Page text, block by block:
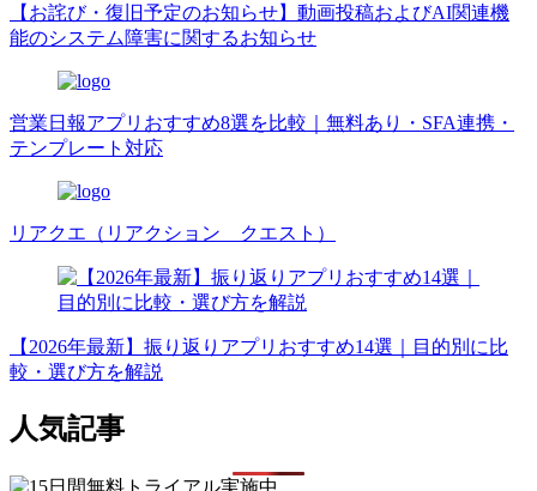
【お詫び・復旧予定のお知らせ】動画投稿およびAI関連機
能のシステム障害に関するお知らせ
営業日報アプリおすすめ8選を比較｜無料あり・SFA連携・
テンプレート対応
リアクエ（リアクション クエスト）
【2026年最新】振り返りアプリおすすめ14選｜目的別に比
較・選び方を解説
人気記事